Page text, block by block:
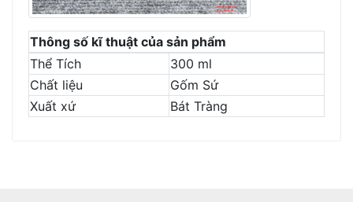
Thông số kĩ thuật của sản phẩm
Thể Tích
300 ml
Chất liệu
Gốm Sứ
Xuất xứ
Bát Tràng